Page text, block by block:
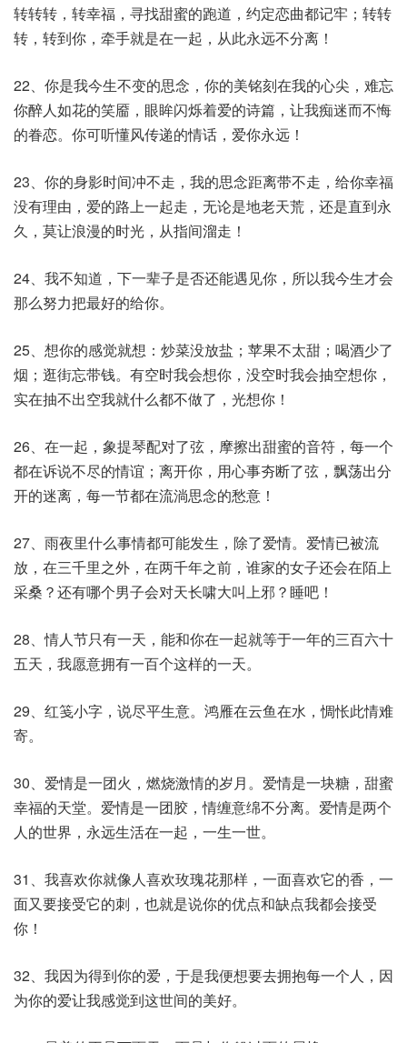
转转转，转幸福，寻找甜蜜的跑道，约定恋曲都记牢；转转
转，转到你，牵手就是在一起，从此永远不分离！
22、你是我今生不变的思念，你的美铭刻在我的心尖，难忘
你醉人如花的笑靥，眼眸闪烁着爱的诗篇，让我痴迷而不悔
的眷恋。你可听懂风传递的情话，爱你永远！
23、你的身影时间冲不走，我的思念距离带不走，给你幸福
没有理由，爱的路上一起走，无论是地老天荒，还是直到永
久，莫让浪漫的时光，从指间溜走！
24、我不知道，下一辈子是否还能遇见你，所以我今生才会
那么努力把最好的给你。
25、想你的感觉就想：炒菜没放盐；苹果不太甜；喝酒少了
烟；逛街忘带钱。有空时我会想你，没空时我会抽空想你，
实在抽不出空我就什么都不做了，光想你！
26、在一起，象提琴配对了弦，摩擦出甜蜜的音符，每一个
都在诉说不尽的情谊；离开你，用心事夯断了弦，飘荡出分
开的迷离，每一节都在流淌思念的愁意！
27、雨夜里什么事情都可能发生，除了爱情。爱情已被流
放，在三千里之外，在两千年之前，谁家的女子还会在陌上
采桑？还有哪个男子会对天长啸大叫上邪？睡吧！
28、情人节只有一天，能和你在一起就等于一年的三百六十
五天，我愿意拥有一百个这样的一天。
29、红笺小字，说尽平生意。鸿雁在云鱼在水，惆怅此情难
寄。
30、爱情是一团火，燃烧激情的岁月。爱情是一块糖，甜蜜
幸福的天堂。爱情是一团胶，情缠意绵不分离。爱情是两个
人的世界，永远生活在一起，一生一世。
31、我喜欢你就像人喜欢玫瑰花那样，一面喜欢它的香，一
面又要接受它的刺，也就是说你的优点和缺点我都会接受
你！
32、我因为得到你的爱，于是我便想要去拥抱每一个人，因
为你的爱让我感觉到这世间的美好。